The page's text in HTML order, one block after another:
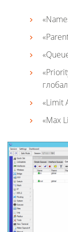
«Limit
«Max